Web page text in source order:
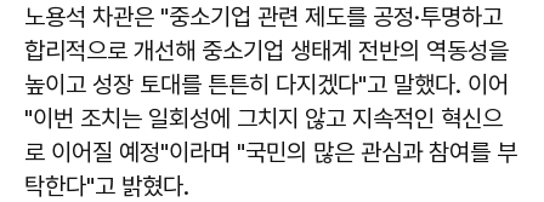
노용석 차관은 "중소기업 관련 제도를 공정·투명하고
합리적으로 개선해 중소기업 생태계 전반의 역동성을
높이고 성장 토대를 튼튼히 다지겠다"고 말했다. 이어
"이번 조치는 일회성에 그치지 않고 지속적인 혁신으
로 이어질 예정"이라며 "국민의 많은 관심과 참여를 부
탁한다"고 밝혔다.